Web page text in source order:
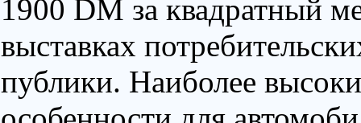
1900 DM за квадратный
выставках
публики. Наиболее